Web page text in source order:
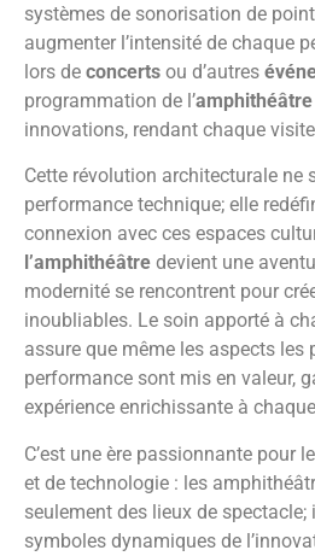
systèmes de sonorisation de
augmenter l’intensité de chaque
lors de concerts ou d’autres
programmation de l’amphithéâtre
innovations, rendant chaque
Cette révolution architecturale ne
performance technique; elle
connexion avec ces espaces
l’amphithéâtre devient une
modernité se rencontrent pour
inoubliables. Le soin apporté à
assure que même les aspects les
performance sont mis en valeur,
expérience enrichissante à
C’est une ère passionnante pour
et de technologie : les
seulement des lieux de
symboles dynamiques de